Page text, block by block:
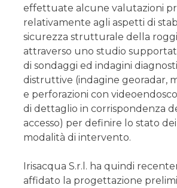
effettuate alcune valutazioni
relativamente agli aspetti di
sicurezza strutturale della
attraverso uno studio
di sondaggi ed indagini
distruttive (indagine georadar,
e perforazioni con
di dettaglio in corrispondenza
accesso) per definire lo stato
modalità di intervento.
Irisacqua S.r.l. ha quindi
affidato la progettazione